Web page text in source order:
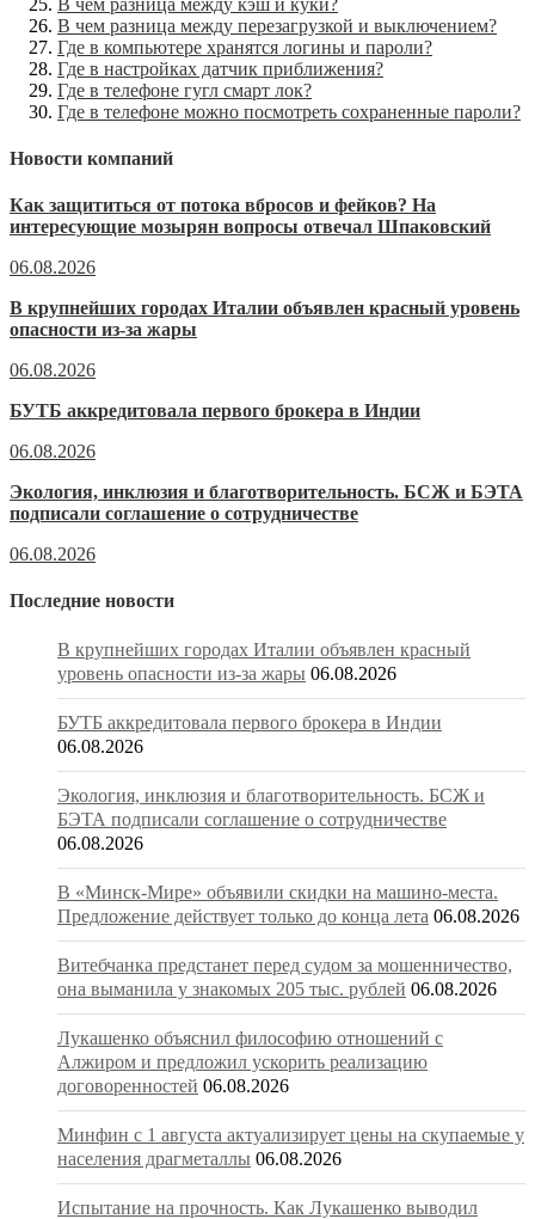
В чем разница между перезагрузкой и выключением?
Где в компьютере хранятся логины и пароли?
Где в настройках датчик приближения?
Где в телефоне гугл смарт лок?
Где в телефоне можно посмотреть сохраненные пароли?
Новости компаний
Как защититься от потока вбросов и фейков? На
интересующие мозырян вопросы отвечал Шпаковский
06.08.2026
В крупнейших городах Италии объявлен красный уровень
опасности из-за жары
06.08.2026
БУТБ аккредитовала первого брокера в Индии
06.08.2026
Экология, инклюзия и благотворительность. БСЖ и БЭТА
подписали соглашение о сотрудничестве
06.08.2026
Последние новости
В крупнейших городах Италии объявлен красный
уровень опасности из-за жары 06.08.2026
БУТБ аккредитовала первого брокера в Индии
06.08.2026
Экология, инклюзия и благотворительность. БСЖ и
БЭТА подписали соглашение о сотрудничестве
06.08.2026
В «Минск-Мире» объявили скидки на машино-места.
Предложение действует только до конца лета 06.08.2026
Витебчанка предстанет перед судом за мошенничество,
она выманила у знакомых 205 тыс. рублей 06.08.2026
Лукашенко объяснил философию отношений с
Алжиром и предложил ускорить реализацию
договоренностей 06.08.2026
Минфин с 1 августа актуализирует цены на скупаемые у
населения драгметаллы 06.08.2026
Испытание на прочность. Как Лукашенко выводил